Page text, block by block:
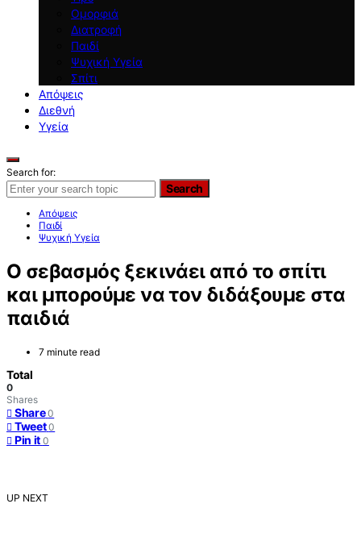
Ομορφιά
Διατροφή
Παιδί
Ψυχική Υγεία
Σπίτι
Απόψεις
Διεθνή
Υγεία
Search for:
Search
Απόψεις
Παιδί
Ψυχική Υγεία
Ο σεβασμός ξεκινάει από το σπίτι
και μπορούμε να τον διδάξουμε στα
παιδιά
7 minute read
Total
0
Shares
Share 0
Tweet 0
Pin it 0
UP NEXT